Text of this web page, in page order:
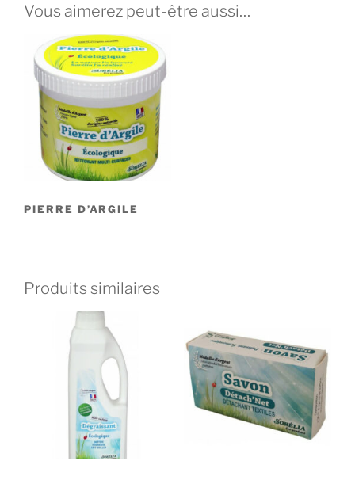
Vous aimerez peut-être aussi…
PIERRE D’ARGILE
Produits similaires